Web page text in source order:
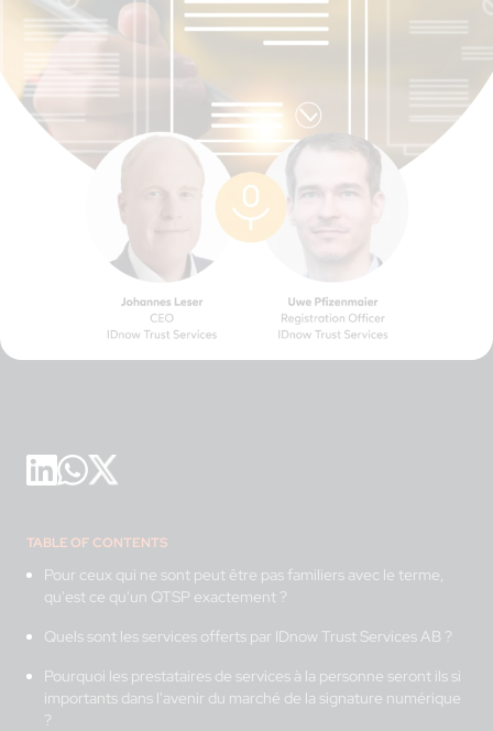
TABLE OF CONTENTS
Pour ceux qui ne sont peut être pas familiers avec le terme,
qu'est ce qu'un QTSP exactement ?
Quels sont les services offerts par IDnow Trust Services AB ?
Pourquoi les prestataires de services à la personne seront ils si
importants dans l'avenir du marché de la signature numérique
?